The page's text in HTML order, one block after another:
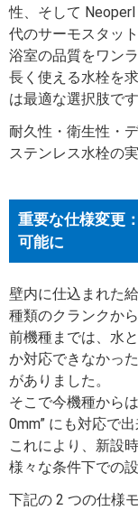
性、そして
代のサーモスタッ
浴室の品質をワン
長く使える水栓を
は最適な選択肢です
耐久性・衛生性・
ステンレス水栓の
重要な仕様変更
可能に
壁内に仕込まれた
種類のクランクか
前機種までは、水
か対応できなかっ
がありました。
そこで今機種から
0mm” にも対応で
これにより、新設
様々な条件下での
下記の 2 つの仕様